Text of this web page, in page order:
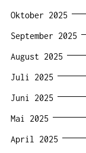
Oktober 2025
September 2025
August 2025
Juli 2025
Juni 2025
Mai 2025
April 2025